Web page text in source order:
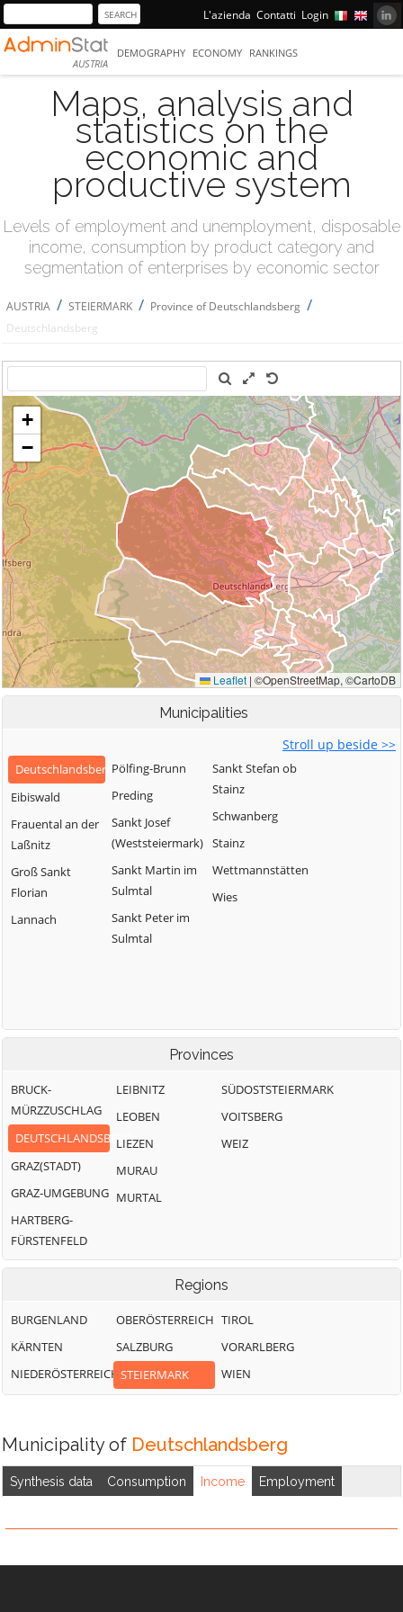
L'azienda Contatti Login
AUSTRIA
DEMOGRAPHY ECONOMY RANKINGS
Maps, analysis and
statistics on the
economic and
productive system
Levels of employment and unemployment, disposable
income, consumption by product category and
segmentation of enterprises by economic sector
AUSTRIA / STEIERMARK / Province of Deutschlandsberg /
Deutschlandsberg
Municipalities
Stroll up beside >>
Deutschlandsberg
Eibiswald
Frauental an der
Laßnitz
Groß Sankt
Florian
Lannach
Pölfing-Brunn
Preding
Sankt Josef
(Weststeiermark)
Sankt Martin im
Sulmtal
Sankt Peter im
Sulmtal
Sankt Stefan ob
Stainz
Schwanberg
Stainz
Wettmannstätten
Wies
Provinces
BRUCK-
MÜRZZUSCHLAG
DEUTSCHLANDSBERG
GRAZ(STADT)
GRAZ-UMGEBUNG
HARTBERG-
FÜRSTENFELD
LEIBNITZ
LEOBEN
LIEZEN
MURAU
MURTAL
SÜDOSTSTEIERMARK
VOITSBERG
WEIZ
Regions
BURGENLAND
KÄRNTEN
NIEDERÖSTERREICH
OBERÖSTERREICH
SALZBURG
STEIERMARK
TIROL
VORARLBERG
WIEN
Municipality of Deutschlandsberg
Synthesis data Consumption Income Employment